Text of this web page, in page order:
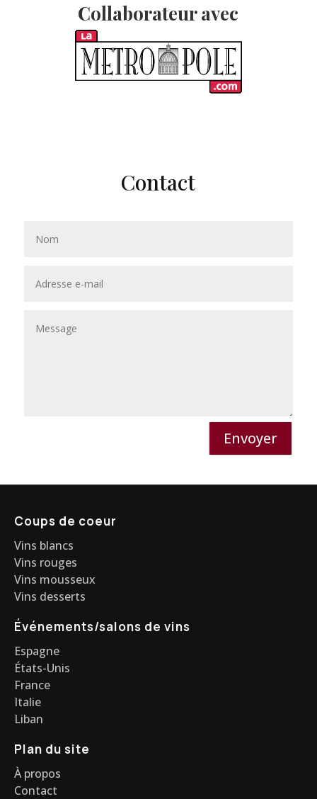
Collaborateur avec
Contact
Envoyer
Coups de coeur
Vins blancs
Vins rouges
Vins mousseux
Vins desserts
Événements/salons de vins
Espagne
États-Unis
France
Italie
Liban
Plan du site
À propos
Contact